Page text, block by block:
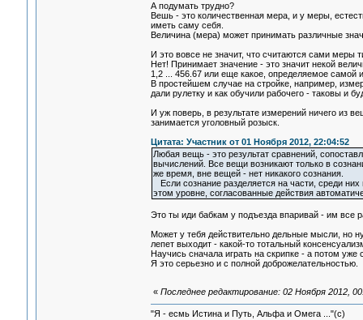
А подумать трудно?
Вешь - это количественная мера, и у меры,
иметь саму себя.
Величина (мера) может принимать различные
И это вовсе не значит, что считаются сами меры
Нет! Принимает значение - это значит некой
1,2 ... 456.67 или еще какое, определяемое самой
В простейшем случае на стройке, например,
дали рулетку и как обучили рабочего - таковы и
И уж поверь, в результате измерений ничего из
занимается уголовный розыск.
Цитата: Участник от 01 Ноября 2012, 22:04:52
Любая вещь - это результат сравнений,
вычислений. Все вещи возникают только в
же время, вне вещей - нет никакого сознания.
Если сознание разделяется на части, среди
этом уровне, согласованные действия
Это ты иди бабкам у подъезда впаривай - им все
Может у тебя действительно дельные мысли, но
лепет выходит - какой-то тотальный
Научись сначала играть на скрипке - а потом
Я это серьезно и с полной доброжелательностью.
« Последнее редактирование: 02 Ноября 2012,
"Я - есмь Истина и Путь, Альфа и Омега ..."(с)